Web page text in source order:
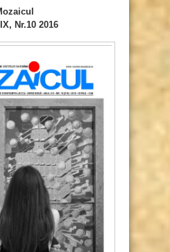
Nr.10 2016